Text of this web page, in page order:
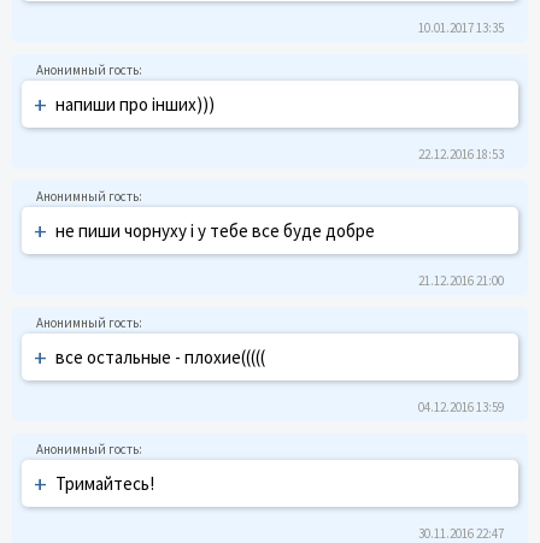
10.01.2017 13:35
+ напиши про інших)))
22.12.2016 18:53
+ не пиши чорнуху і у тебе все буде добре
21.12.2016 21:00
+ все остальные - плохие(((((
04.12.2016 13:59
+ Тримайтесь!
30.11.2016 22:47